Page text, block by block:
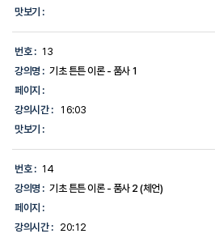
맛보기 :
번호 : 13
강의명 : 기초 튼튼 이론 - 품사 1
페이지 :
강의시간 :
16:03
맛보기 :
번호 : 14
강의명 : 기초 튼튼 이론 - 품사 2 (체언)
페이지 :
강의시간 :
20:12